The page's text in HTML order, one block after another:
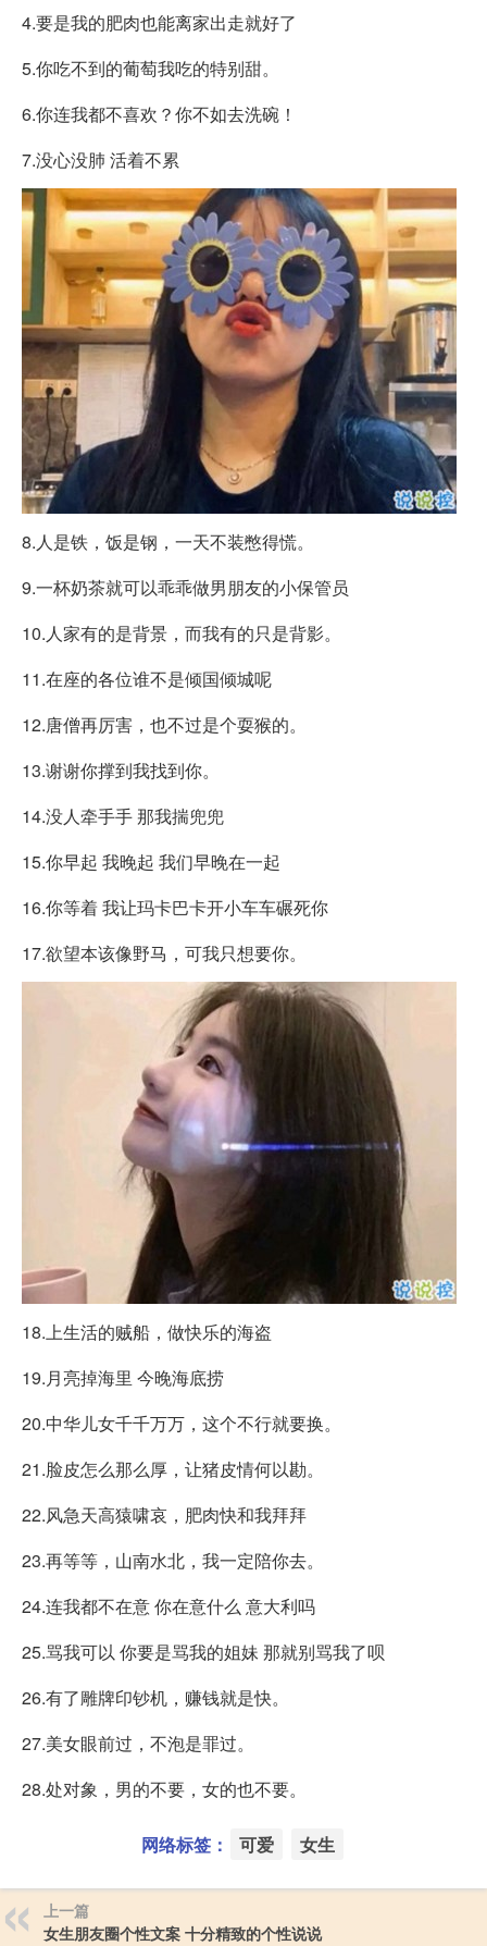
4.要是我的肥肉也能离家出走就好了
5.你吃不到的葡萄我吃的特别甜。
6.你连我都不喜欢？你不如去洗碗！
7.没心没肺 活着不累
8.人是铁，饭是钢，一天不装憋得慌。
9.一杯奶茶就可以乖乖做男朋友的小保管员
10.人家有的是背景，而我有的只是背影。
11.在座的各位谁不是倾国倾城呢
12.唐僧再厉害，也不过是个耍猴的。
13.谢谢你撑到我找到你。
14.没人牵手手 那我揣兜兜
15.你早起 我晚起 我们早晚在一起
16.你等着 我让玛卡巴卡开小车车碾死你
17.欲望本该像野马，可我只想要你。
18.上生活的贼船，做快乐的海盗
19.月亮掉海里 今晚海底捞
20.中华儿女千千万万，这个不行就要换。
21.脸皮怎么那么厚，让猪皮情何以勘。
22.风急天高猿啸哀，肥肉快和我拜拜
23.再等等，山南水北，我一定陪你去。
24.连我都不在意 你在意什么 意大利吗
25.骂我可以 你要是骂我的姐妹 那就别骂我了呗
26.有了雕牌印钞机，赚钱就是快。
27.美女眼前过，不泡是罪过。
28.处对象，男的不要，女的也不要。
网络标签： 可爱 女生
上一篇
女生朋友圈个性文案 十分精致的个性说说